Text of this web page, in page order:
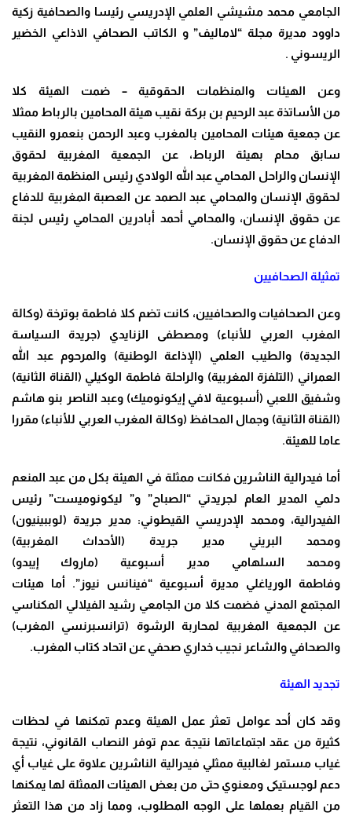
الجامعي محمد مشيشي العلمي الإدريسي رئيسا والصحافية زكية
داوود مديرة مجلة “لاماليف” و الكاتب الصحافي الاذاعي الخضير
الريسوني .
وعن الهيئات والمنظمات الحقوقية – ضمت الهيئة كلا
من الأساتذة عبد الرحيم بن بركة نقيب هيئة المحامين بالرباط ممثلا
عن جمعية هيئات المحامين بالمغرب وعبد الرحمن بنعمرو النقيب
سابق محام بهيئة الرباط، عن الجمعية المغربية لحقوق
الإنسان والراحل المحامي عبد الله الولادي رئيس المنظمة المغربية
لحقوق الإنسان والمحامي عبد الصمد عن العصبة المغربية للدفاع
عن حقوق الإنسان، والمحامي أحمد أبادرين المحامي رئيس لجنة
الدفاع عن حقوق الإنسان.
تمثيلة الصحافيين
وعن الصحافيات والصحافيين، كانت تضم كلا فاطمة بوترخة (وكالة
المغرب العربي للأنباء) ومصطفى الزنايدي (جريدة السياسة
الجديدة) والطيب العلمي (الإذاعة الوطنية) والمرحوم عبد الله
العمراني (التلفزة المغربية) والراحلة فاطمة الوكيلي (القناة الثانية)
وشفيق اللعبي (أسبوعية لافي إيكونوميك) وعبد الناصر بنو هاشم
(القناة الثانية) وجمال المحافظ (وكالة المغرب العربي للأنباء) مقررا
عاما للهيئة.
أما فيدرالية الناشرين فكانت ممثلة في الهيئة بكل من عبد المنعم
دلمي المدير العام لجريدتي “الصباح” و” ليكونوميست” رئيس
الفيدرالية، ومحمد الإدريسي القيطوني: مدير جريدة (لوببينيون)
ومحمد البريني مدير جريدة (الأحداث المغربية)
ومحمد السلهامي مدير أسبوعية (ماروك إيبدو)
وفاطمة الورياغلي مديرة أسبوعية “فينانس نيوز”. أما هيئات
المجتمع المدني فضمت كلا من الجامعي رشيد الفيلالي المكناسي
عن الجمعية المغربية لمحاربة الرشوة (ترانسبرنسي المغرب)
والصحافي والشاعر نجيب خداري صحفي عن اتحاد كتاب المغرب.
تجديد الهيئة
وقد كان أحد عوامل تعثر عمل الهيئة وعدم تمكنها في لحظات
كثيرة من عقد اجتماعاتها نتيجة عدم توفر النصاب القانوني، نتيجة
غياب مستمر لغالبية ممثلي فيدرالية الناشرين علاوة على غياب أي
دعم لوجستيكى ومعنوي حتى من بعض الهيئات الممثلة لها يمكنها
من القيام بعملها على الوجه المطلوب، ومما زاد من هذا التعثر